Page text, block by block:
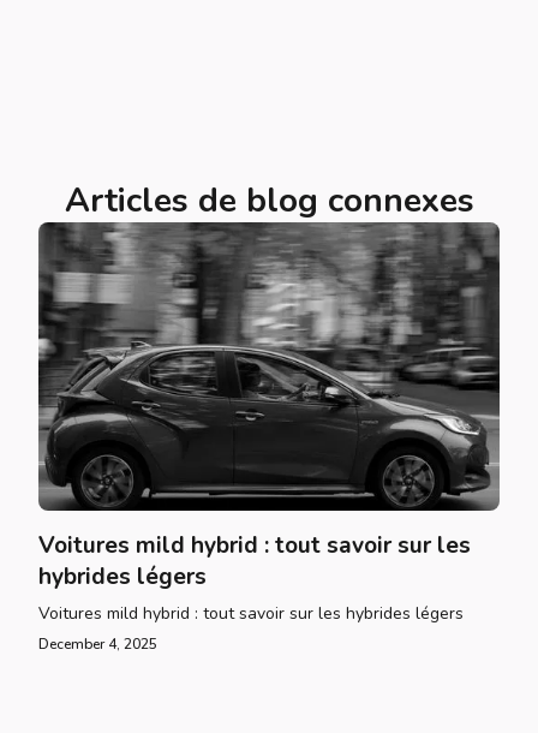
Articles de blog connexes
Voitures mild hybrid : tout savoir sur les
hybrides légers
Voitures mild hybrid : tout savoir sur les hybrides légers
December 4, 2025